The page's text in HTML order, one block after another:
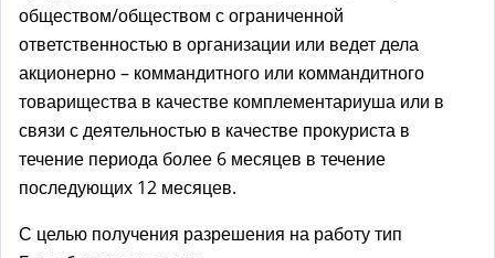
обществом/обществом с ограниченной
ответственностью в организации или ведет дела
акционерно – коммандитного или коммандитного
товарищества в качестве комплементариуша или в
связи с деятельностью в качестве прокуриста в
течение периода более 6 месяцев в течение
последующих 12 месяцев.
С целью получения разрешения на работу тип